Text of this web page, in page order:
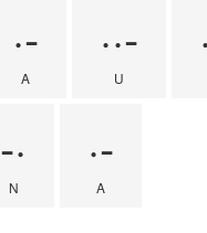
·-
A
··-
U
-·
N
·-
A